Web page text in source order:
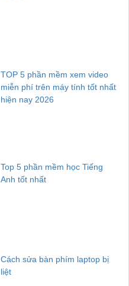
TOP 5 phần mềm xem video
miễn phí trên máy tính tốt nhất
hiện nay 2026
Top 5 phần mềm học Tiếng
Anh tốt nhất
Cách sửa bàn phím laptop bị
liệt